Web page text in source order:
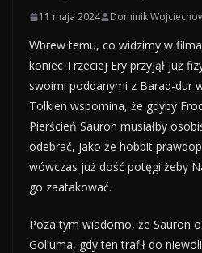
11 maja 2024 Dominik
Wbrew temu, co widzimy w
koniec Trzeciej Ery przyjął już
swoimi poddanymi z Barad-dur
Tolkien wspomina, że gdyby
Pierścień Sauron musiałby
odebrać, jako że hobbit
wówczas już dość potęgi żeby
go zaatakować.
Poza tym wiadomo, że Sauron
Golluma, gdy ten trafił do